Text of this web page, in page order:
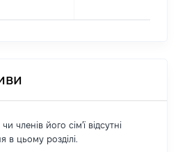
членів його сім'ї відсутні
в цьому розділі.